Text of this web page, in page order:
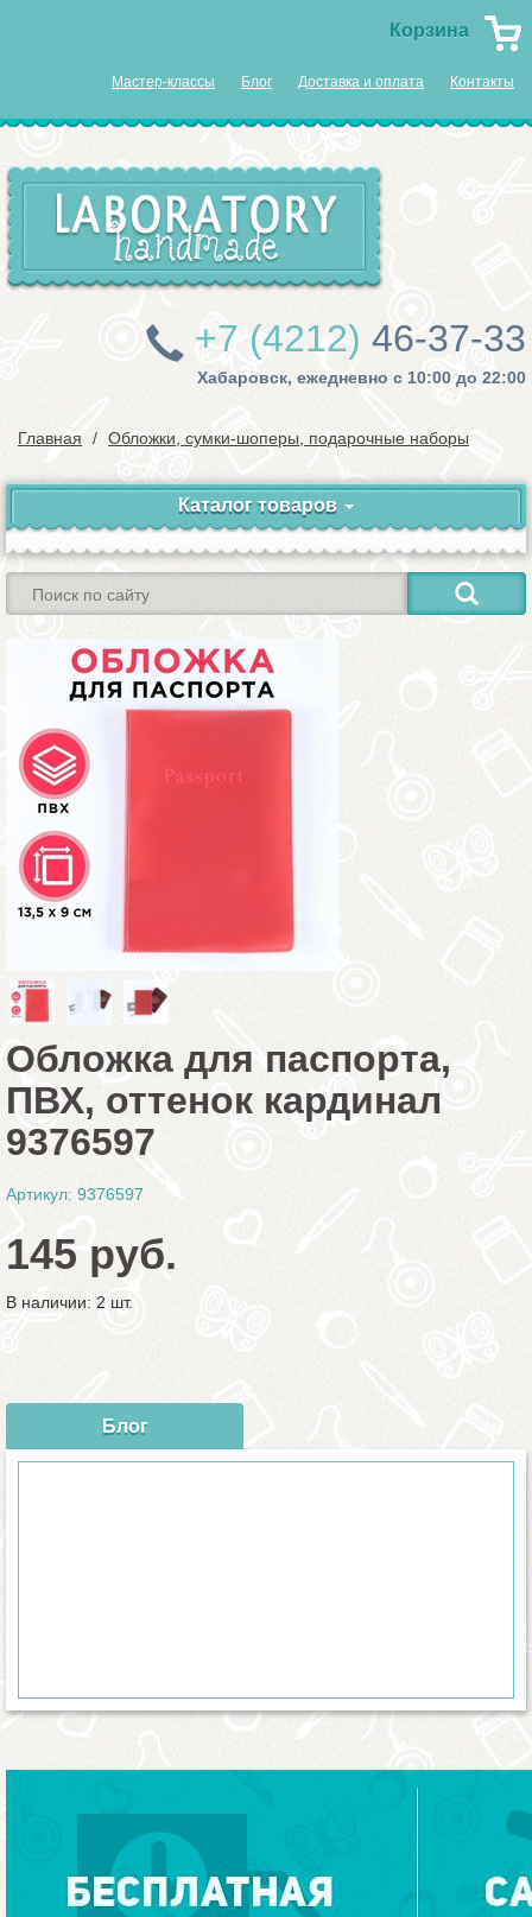
Корзина
Мастер-классы Блог Доставка и оплата Контакты
+7 (4212) 46-37-33
Хабаровск, ежедневно с 10:00 до 22:00
Главная Обложки, сумки-шоперы, подарочные наборы
Каталог товаров
Обложка для паспорта,
ПВХ, оттенок кардинал
9376597
Артикул: 9376597
145 руб.
В наличии: 2 шт.
Блог